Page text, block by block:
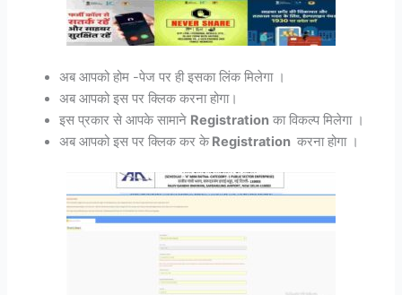
अब आपको होम -पेज पर ही इसका लिंक मिलेगा ।
अब आपको इस पर क्लिक करना होगा।
इस प्रकार से आपके सामाने Registration का विकल्प मिलेगा ।
अब आपको इस पर क्लिक कर केRegistration करना होगा ।